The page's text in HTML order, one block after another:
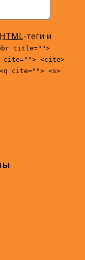
HTML-теги и
title="">
cite=""> <cite>
cite=""> <s>